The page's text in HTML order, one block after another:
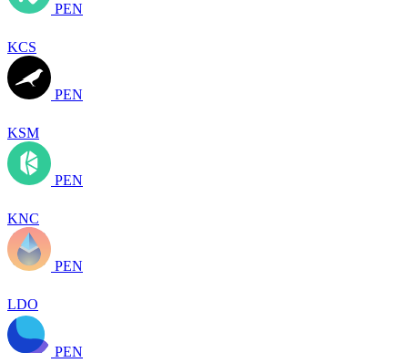
PEN
KCS
PEN
KSM
PEN
KNC
PEN
LDO
PEN